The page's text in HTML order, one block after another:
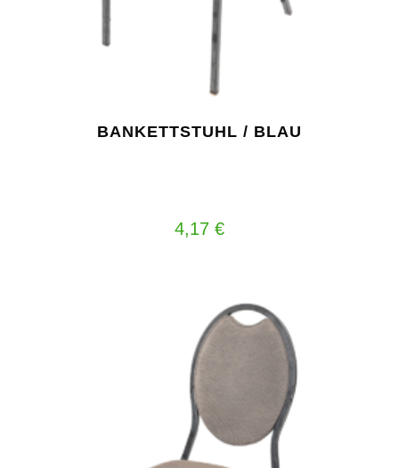
BANKETTSTUHL / BLAU
4,17 €